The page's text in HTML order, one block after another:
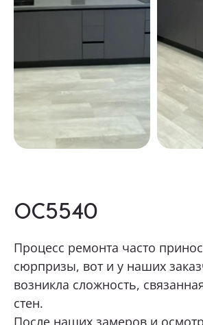
OC5540
Процесс ремонта часто
сюрпризы, вот и у наших
возникла сложность,
стен.
После наших замеров и
Какая мебель вас интересует?
Опишите ваши пожелания и
Я даю согласие на
Я принимаю условия
конфиденциальности